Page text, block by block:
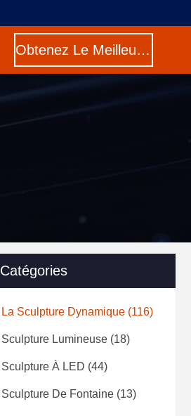
Obtenez Le Meilleur Prix
Catégories
La Sculpture Dynamique (116)
Sculpture Lumineuse (18)
Sculpture À LED (44)
Sculpture De Fontaine (13)